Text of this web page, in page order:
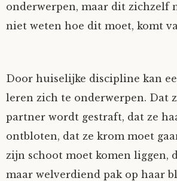
onderwerpen, maar dit zichzelf
niet weten hoe dit moet, komt
Door huiselijke discipline kan
leren zich te onderwerpen. Dat
partner wordt gestraft, dat ze
ontbloten, dat ze krom moet
zijn schoot moet komen liggen,
maar welverdiend pak op haar